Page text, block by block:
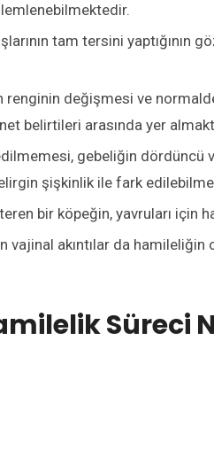
tam tersini yaptığının
renginin değişmesi ve
belirtileri arasında yer
gebeliğin dördüncü
şişkinlik ile fark
bir köpeğin, yavruları için
vajinal akıntılar da
Süreci